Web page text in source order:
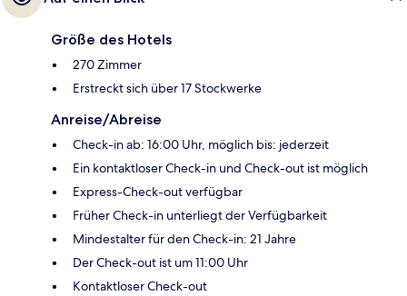
Größe des Hotels
270 Zimmer
Erstreckt sich über 17 Stockwerke
Anreise/Abreise
Check-in ab: 16:00 Uhr, möglich bis: jederzeit
Ein kontaktloser Check-in und Check-out ist möglich
Express-Check-out verfügbar
Früher Check-in unterliegt der Verfügbarkeit
Mindestalter für den Check-in: 21 Jahre
Der Check-out ist um 11:00 Uhr
Kontaktloser Check-out